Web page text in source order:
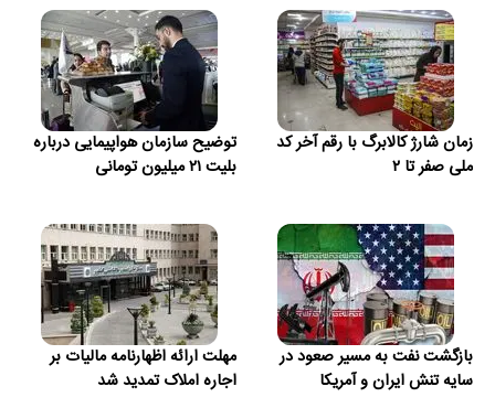
زمان شارژ کالابرگ با رقم آخر کد
ملی صفر تا ۲
توضیح سازمان هواپیمایی درباره
بلیت ۲۱ میلیون تومانی
بازگشت نفت به مسیر صعود در
سایه تنش ایران و آمریکا
مهلت ارائه اظهارنامه مالیات بر
اجاره املاک تمدید شد